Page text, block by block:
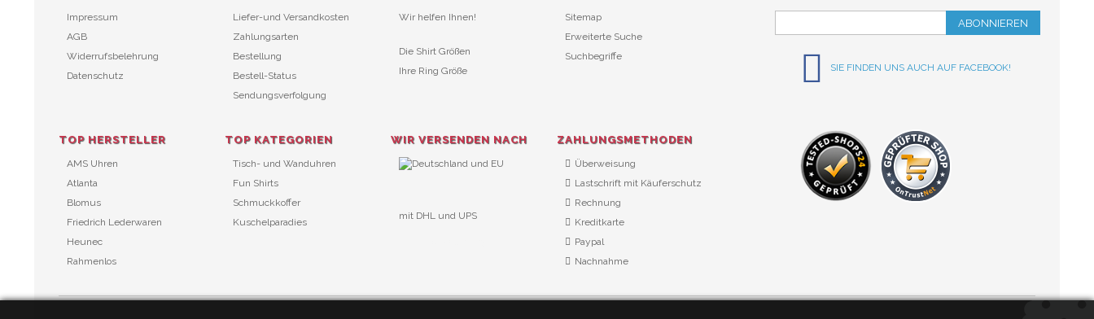
ABONNIEREN
SIE FINDEN UNS AUCH AUF FACEBOOK!
Impressum
AGB
Widerrufsbelehrung
Datenschutz
Liefer-und Versandkosten
Zahlungsarten
Bestellung
Bestell-Status
Sendungsverfolgung
Wir helfen Ihnen!
Die Shirt Größen
Ihre Ring Größe
Sitemap
Erweiterte Suche
Suchbegriffe
TOP HERSTELLER
AMS Uhren
Atlanta
Blomus
Friedrich Lederwaren
Heunec
Rahmenlos
TOP KATEGORIEN
Tisch- und Wanduhren
Fun Shirts
Schmuckkoffer
Kuschelparadies
WIR VERSENDEN NACH
mit DHL und UPS
ZAHLUNGSMETHODEN
Überweisung
Lastschrift mit Käuferschutz
Rechnung
Kreditkarte
Paypal
Nachnahme